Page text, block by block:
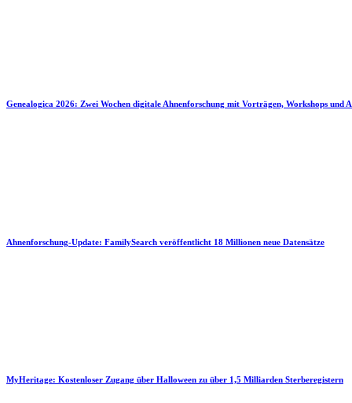
Genealogica 2026: Zwei Wochen digitale Ahnenforschung mit Vorträgen, Workshops und
Ahnenforschung-Update: FamilySearch veröffentlicht 18 Millionen neue Datensätze
MyHeritage: Kostenloser Zugang über Halloween zu über 1,5 Milliarden Sterberegistern